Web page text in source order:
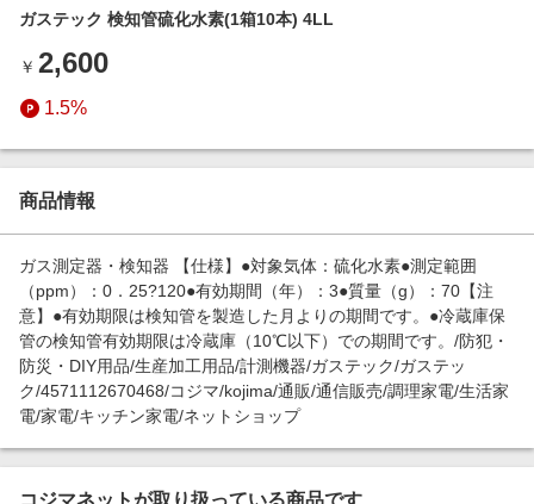
エンタメ
スポーツ・アウトドア・ゴルフ
インテリア・寝具
ペット・花・DIY・車
金融・マネー・保険
デジタルコンテンツ
ビジネス・その他サービス
旅行特集
わくわく夏特集
とことん買い物チャレンジ
Apple公式サイト×楽天カード分割払い
Qoo10メガポ
Samsung ボーナスキャンペーン
週末の高還元 夏の長期版
ガステック 検知管硫化水素(1箱10本) 4LL
￥ 2,600
1.5%
商品情報
ガス測定器・検知器 【仕様】●対象気体：硫化水素●測定範囲
（ppm）：0．25?120●有効期間（年）：3●質量（g）：70【注
意】●有効期限は検知管を製造した月よりの期間です。●冷蔵庫保
管の検知管有効期限は冷蔵庫（10℃以下）での期間です。/防犯・
防災・DIY用品/生産加工用品/計測機器/ガステック/ガステッ
ク/4571112670468/コジマ/kojima/通販/通信販売/調理家電/生活家
電/家電/キッチン家電/ネットショップ
コジマネットが取り扱っている商品です